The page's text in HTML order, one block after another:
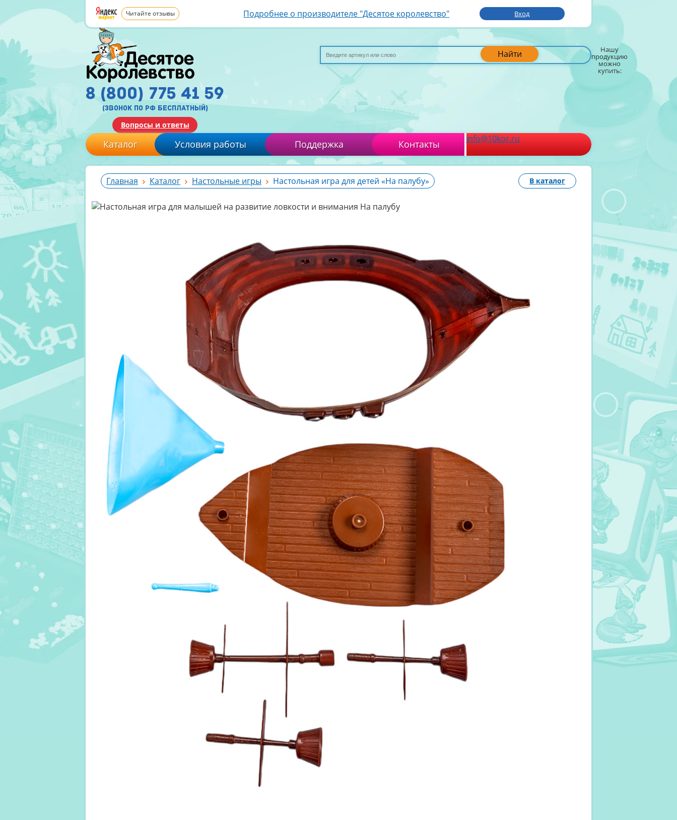
Читайте отзывы Подробнее о производителе "Десятое королевство" Вход
Найти Нашу
продукцию
можно
купить:
8 (800) 775 41 59
(звонок по рф бесплатный)
Вопросы и ответы
Каталог Условия работы Поддержка Контакты info@10kor.ru
Главная Каталог Настольные игры Настольная игра для детей «На палубу» В каталог